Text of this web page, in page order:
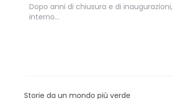
Dopo anni di chiusura e di
interno…
Storie da un mondo più verde